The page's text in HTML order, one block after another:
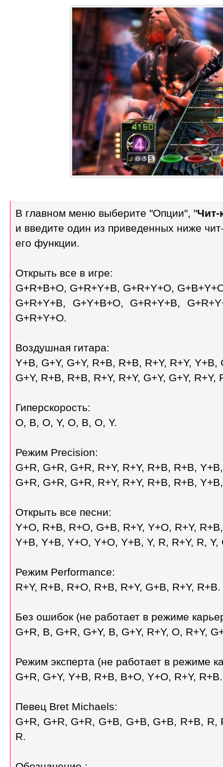
В главном меню выберите "Опции", "
и введите один из приведенных ниже
его функции.
Открыть все в игре:
G+R+B+O, G+R+Y+B, G+R+Y+O,
G+R+Y+B, G+Y+B+O, G+R+Y+B,
G+R+Y+O.
Воздушная гитара:
Y+B, G+Y, G+Y, R+B, R+B, R+Y, R+Y, Y+B,
G+Y, R+B, R+B, R+Y, R+Y, G+Y, G+Y, R+Y,
Гиперскорость:
O, B, O, Y, O, B, O, Y.
Режим Precision:
G+R, G+R, G+R, R+Y, R+Y, R+B, R+B,
G+R, G+R, G+R, R+Y, R+Y, R+B, R+B,
Открыть все песни:
Y+O, R+B, R+O, G+B, R+Y, Y+O, R+Y,
Y+B, Y+B, Y+O, Y+O, Y+B, Y, R, R+Y, R, Y,
Режим Performance:
R+Y, R+B, R+O, R+B, R+Y, G+B, R+Y, R+B.
Без ошибок (не работает в режиме
G+R, B, G+R, G+Y, B, G+Y, R+Y, O, R+Y,
Режим эксперта (не работает в режиме
G+R, G+Y, Y+B, R+B, B+O, Y+O, R+Y, R+B.
Певец Bret Michaels:
G+R, G+R, G+R, G+B, G+B, G+B, R+B,
R.